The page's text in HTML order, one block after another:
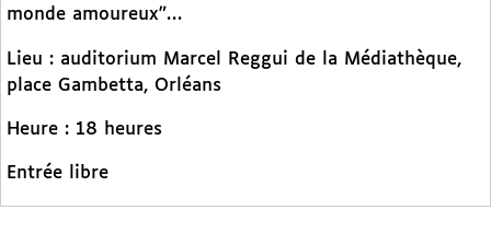
monde amoureux"…
Lieu : auditorium Marcel Reggui de la Médiathèque,
place Gambetta, Orléans
Heure : 18 heures
Entrée libre